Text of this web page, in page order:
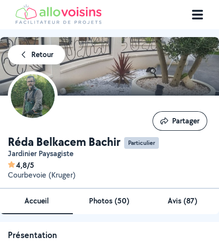
Retour
Réda Belkacem Bachir Particulier
Jardinier Paysagiste
4,8/5
Courbevoie (Kruger)
Partager
Partager
Accueil Photos (50) Avis (87)
Présentation